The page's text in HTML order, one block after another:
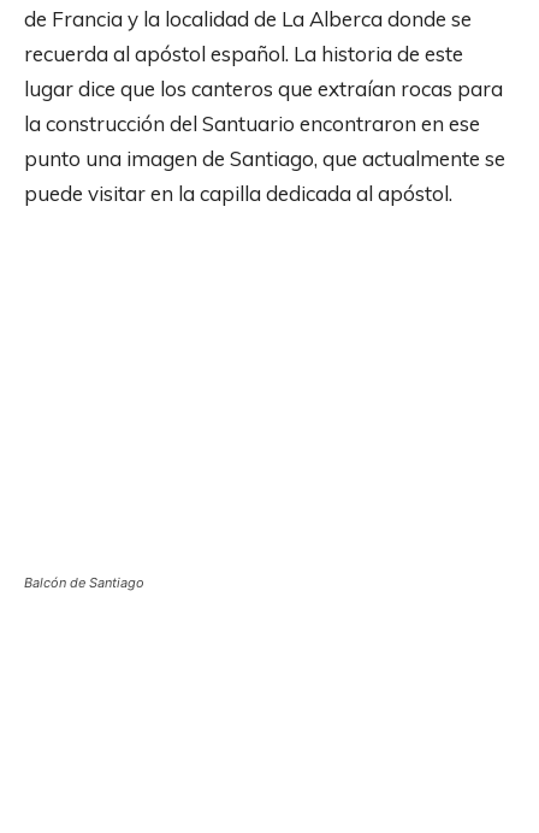
de Francia y la localidad de La Alberca donde se
recuerda al apóstol español. La historia de este
lugar dice que los canteros que extraían rocas para
la construcción del Santuario encontraron en ese
punto una imagen de Santiago, que actualmente se
puede visitar en la capilla dedicada al apóstol.
Balcón de Santiago